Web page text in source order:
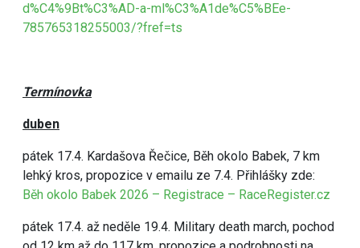
d%C4%9Bt%C3%AD-a-ml%C3%A1de%C5%BEe-
785765318255003/?fref=ts
Termínovka
duben
pátek 17.4. Kardašova Řečice, Běh okolo Babek, 7 km
lehký kros, propozice v emailu ze 7.4. Přihlášky zde:
Běh okolo Babek 2026 – Registrace – RaceRegister.cz
pátek 17.4. až neděle 19.4. Military death march, pochod